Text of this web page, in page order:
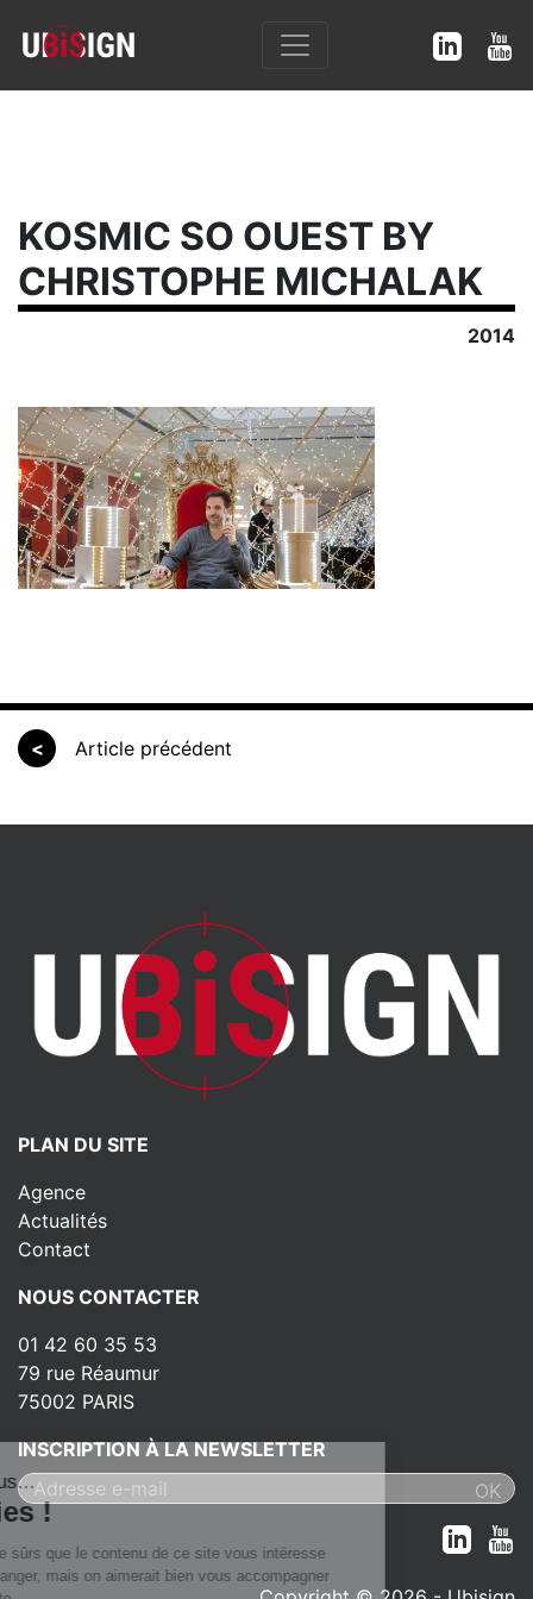
KOSMIC SO OUEST BY
CHRISTOPHE MICHALAK
2014
< Article précédent
PLAN DU SITE
Agence
Actualités
Contact
NOUS CONTACTER
01 42 60 35 53
79 rue Réaumur
75002 PARIS
INSCRIPTION À LA NEWSLETTER
c'est nous...
Cookies !
d'être sûrs que le contenu de ce site vous intéresse
vous déranger, mais on aimerait bien vous accompagner